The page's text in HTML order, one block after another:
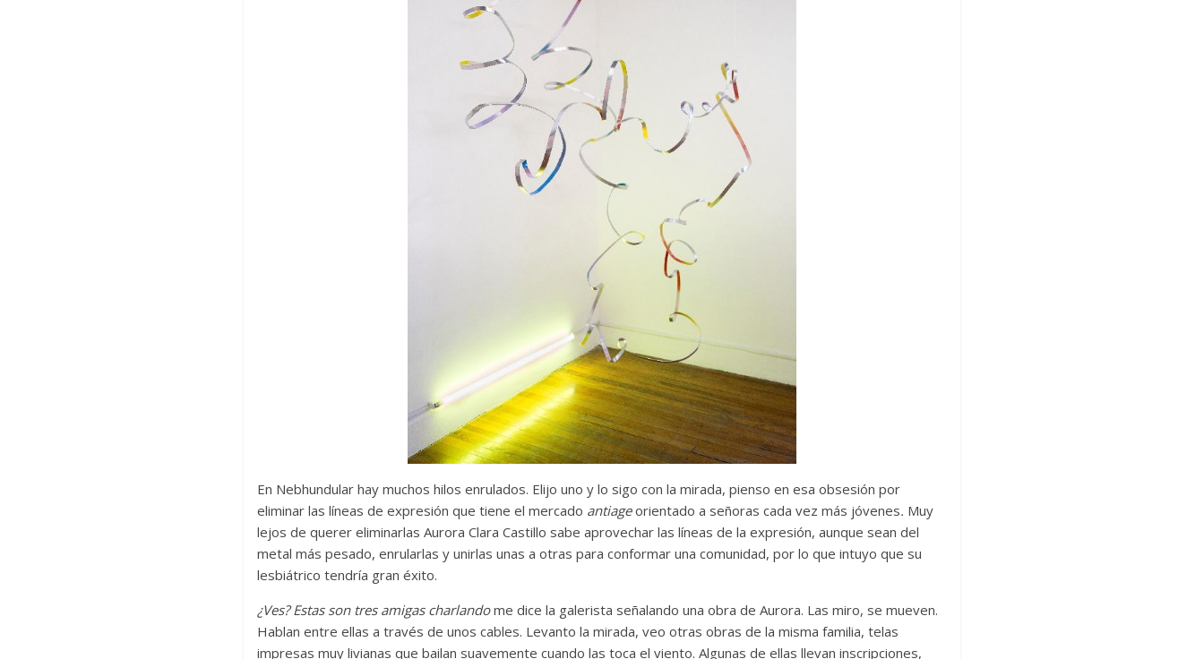
En Nebhundular hay muchos hilos enrulados. Elijo uno y lo sigo con la mirada, pienso en esa obsesión por
eliminar las líneas de expresión que tiene el mercado antiageorientado a señoras cada vez más jóvenes. Muy
lejos de querer eliminarlas Aurora Clara Castillo sabe aprovechar las líneas de la expresión, aunque sean del
metal más pesado, enrularlas y unirlas unas a otras para conformar una comunidad, por lo que intuyo que su
lesbiátrico tendría gran éxito.
¿Ves? Estas son tres amigas charlandome dice la galerista señalando una obra de Aurora. Las miro, se mueven.
Hablan entre ellas a través de unos cables. Levanto la mirada, veo otras obras de la misma familia, telas
impresas muy livianas que bailan suavemente cuando las toca el viento. Algunas de ellas llevan inscripciones,